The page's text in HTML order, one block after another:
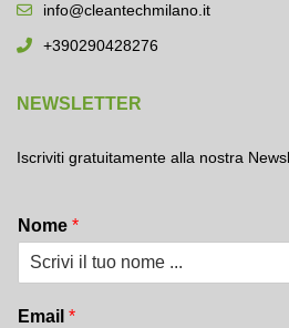
info@cleantechmilano.it
+390290428276
NEWSLETTER
Iscriviti gratuitamente alla nostra
Nome *
Email *